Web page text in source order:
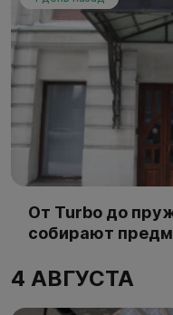
От Turbo до
собирают
4 АВГУСТА